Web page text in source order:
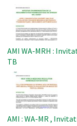
AMI WA-MRH :
TB
Image
AMI : WA-MR ,